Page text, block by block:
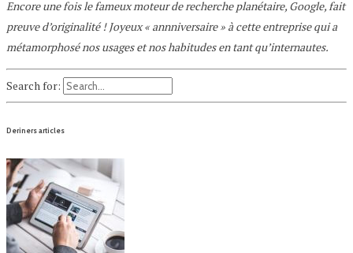
Encore une fois le fameux moteur de recherche planétaire, Google, fait
preuve d’originalité ! Joyeux « annniversaire » à cette entreprise qui a
métamorphosé nos usages et nos habitudes en tant qu’internautes.
Search for:
Deriners articles